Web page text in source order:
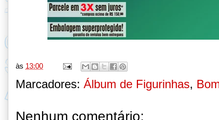
às 13:00
Marcadores: Álbum de Figurinhas,
Nenhum comentário: